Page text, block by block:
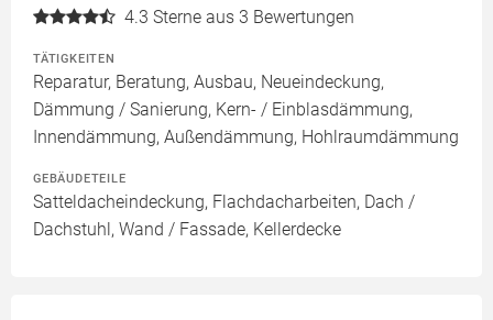
4.3 Sterne aus 3 Bewertungen
TÄTIGKEITEN
Reparatur, Beratung, Ausbau, Neueindeckung,
Dämmung / Sanierung, Kern- / Einblasdämmung,
Innendämmung, Außendämmung, Hohlraumdämmung
GEBÄUDETEILE
Satteldacheindeckung, Flachdacharbeiten, Dach /
Dachstuhl, Wand / Fassade, Kellerdecke